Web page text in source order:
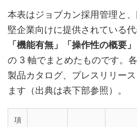
本表はジョブカン採用管理と
堅企業向けに提供されている
「機能有無」「操作性の概要
の 3 軸でまとめたものです。
製品カタログ、プレスリリー
ます（出典は表下部参照）。
項